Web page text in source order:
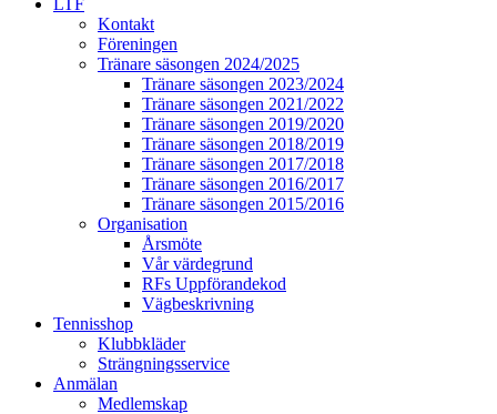
Kontakt
Föreningen
Tränare säsongen 2024/2025
Tränare säsongen 2023/2024
Tränare säsongen 2021/2022
Tränare säsongen 2019/2020
Tränare säsongen 2018/2019
Tränare säsongen 2017/2018
Tränare säsongen 2016/2017
Tränare säsongen 2015/2016
Organisation
Årsmöte
Vår värdegrund
RFs Uppförandekod
Vägbeskrivning
Tennisshop
Klubbkläder
Strängningsservice
Anmälan
Medlemskap